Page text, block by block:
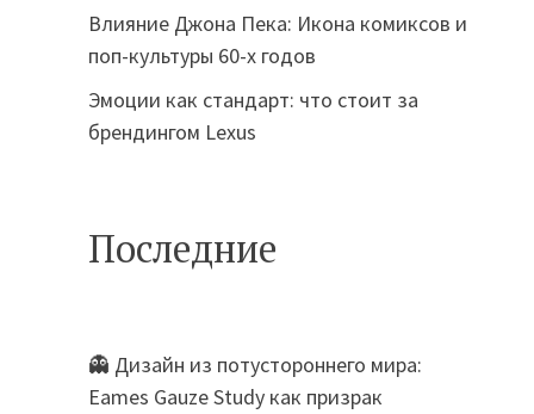
Влияние Джона Пека: Икона комиксов и
поп-культуры 60-х годов
Эмоции как стандарт: что стоит за
брендингом Lexus
Последние
👻 Дизайн из потустороннего мира:
Eames Gauze Study как призрак